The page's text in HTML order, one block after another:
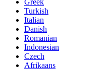
Greek
Turkish
Italian
Danish
Romanian
Indonesian
Czech
Afrikaans